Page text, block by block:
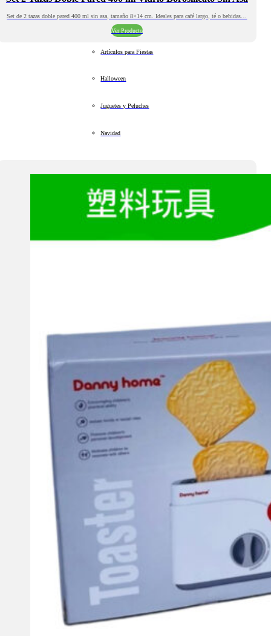
Set de 2 tazas doble pared 400 ml sin asa, tamaño 8×14 cm. Ideales para café largo, té o bebidas…
Ver Producto
Artículos para Fiestas
Halloween
Juguetes y Peluches
Navidad